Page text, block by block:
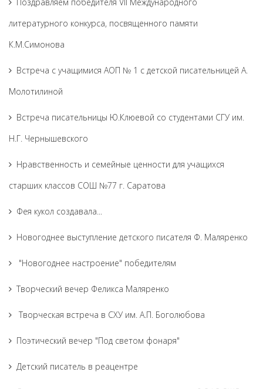
литературного конкурса, посвященного памяти
К.М.Симонова
Встреча с учащимися АОП № 1 с детской писательницей А.
Молотилиной
Встреча писательницы Ю.Клюевой со студентами СГУ им.
Н.Г. Чернышевского
Нравственность и семейные ценности для учащихся
старших классов СОШ №77 г. Саратова
Фея кукол создавала...
Новогоднее выступление детского писателя Ф. Маляренко
"Новогоднее настроение" победителям
Творческий вечер Феликса Маляренко
Творческая встреча в СХУ им. А.П. Боголюбова
Поэтический вечер "Под светом фонаря"
Детский писатель в реацентре